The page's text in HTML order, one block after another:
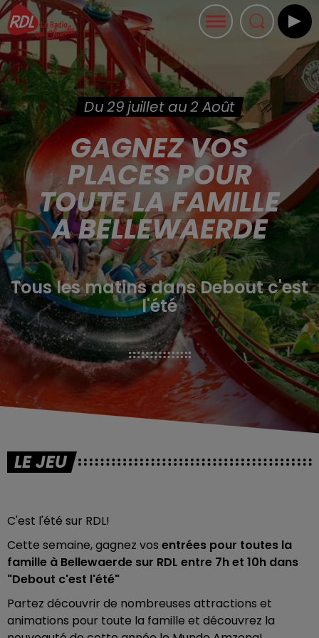
Du 29 juillet au 2 Août
GAGNEZ VOS
PLACES POUR
TOUTE LA FAMILLE
A BELLEWAERDE
Tous les matins dans Debout c'est
l'été
LE JEU
C'est l'été sur RDL!
Cette semaine, gagnez vos entrées pour toutes la
famille à Bellewaerde sur RDL entre 7h et 10h dans
"Debout c'est l'été"
Partez découvrir de nombreuses attractions et
animations pour toute la famille et découvrez la